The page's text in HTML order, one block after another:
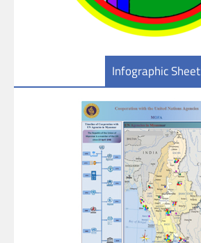
Infographic Sheet